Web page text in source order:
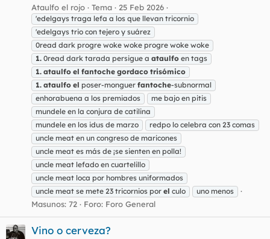
Ataulfo el rojo Tema 25 Feb 2026
'edelgays traga lefa a los que llevan tricornio
'edelgays trio con tejero y suárez
0read dark progre woke woke progre woke woke
1. 0read dark tarada persigue a ataulfo en tags
1. ataulfo el fantoche gordaco trisómico
1. ataulfo el poser-monguer fantoche-subnormal
enhorabuena a los premiados
me bajo en pitis
mundele en la conjura de catilina
mundele en los idus de marzo
redpo lo celebra con 23 comas
uncle meat en un congreso de maricones
uncle meat es más de ¡se sienten en polla!
uncle meat lefado en cuartelillo
uncle meat loca por hombres uniformados
uncle meat se mete 23 tricornios por el culo uno menos
Masunos: 72 Foro: Foro General
Vino o cerveza?